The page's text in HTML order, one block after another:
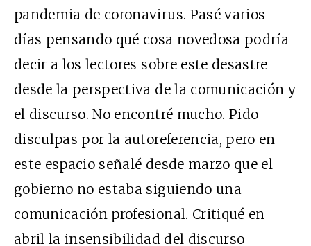
pandemia de coronavirus. Pasé varios
días pensando qué cosa novedosa podría
decir a los lectores sobre este desastre
desde la perspectiva de la comunicación y
el discurso. No encontré mucho. Pido
disculpas por la autoreferencia, pero en
este espacio señalé desde marzo que el
gobierno no estaba siguiendo una
comunicación profesional. Critiqué en
abril lainsensibilidad del discurso